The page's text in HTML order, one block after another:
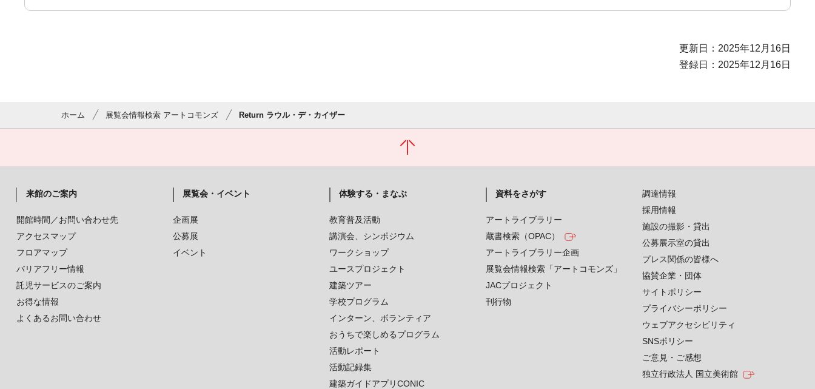
更新日：2025年12月16日
登録日：2025年12月16日
ホーム 展覧会情報検索 アートコモンズ Return ラウル・デ・カイザー
来館のご案内
開館時間／お問い合わせ先
アクセスマップ
フロアマップ
バリアフリー情報
託児サービスのご案内
お得な情報
よくあるお問い合わせ
展覧会・イベント
企画展
公募展
イベント
体験する・まなぶ
教育普及活動
講演会、シンポジウム
ワークショップ
ユースプロジェクト
建築ツアー
学校プログラム
インターン、ボランティア
おうちで楽しめるプログラム
活動レポート
活動記録集
建築ガイドアプリCONIC
資料をさがす
アートライブラリー
蔵書検索（OPAC）
アートライブラリー企画
展覧会情報検索「アートコモンズ」
JACプロジェクト
刊行物
調達情報
採用情報
施設の撮影・貸出
公募展示室の貸出
プレス関係の皆様へ
協賛企業・団体
サイトポリシー
プライバシーポリシー
ウェブアクセシビリティ
SNSポリシー
ご意見・ご感想
独立行政法人 国立美術館